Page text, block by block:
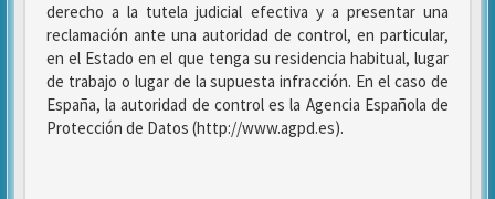
derecho a la tutela judicial efectiva y a presentar una
reclamación ante una autoridad de control, en particular,
en el Estado en el que tenga su residencia habitual, lugar
de trabajo o lugar de la supuesta infracción. En el caso de
España, la autoridad de control es la Agencia Española de
Protección de Datos (http://www.agpd.es).